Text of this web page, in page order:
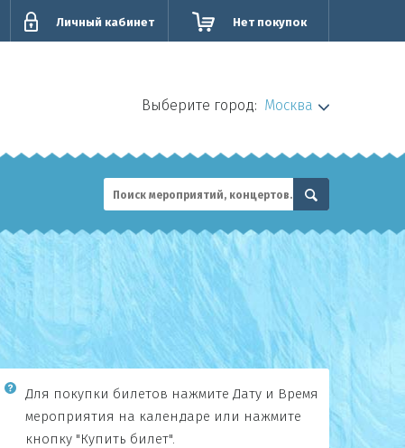
Личный кабинет Нет покупок
Выберите город: Москва
Для покупки билетов нажмите Дату и Время
мероприятия на календаре или нажмите
кнопку "Купить билет".